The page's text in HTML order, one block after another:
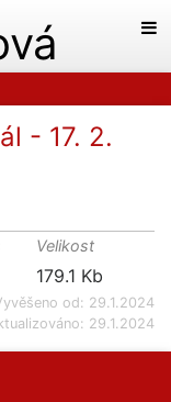
- 17. 2.
Velikost
179.1 Kb
od: 29.1.2024
29.1.2024